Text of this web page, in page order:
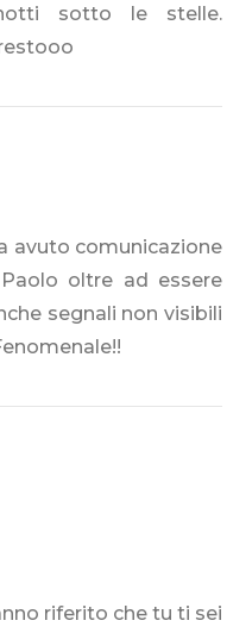
sotto le stelle.
avuto comunicazione
oltre ad essere
segnali non visibili
riferito che tu ti sei